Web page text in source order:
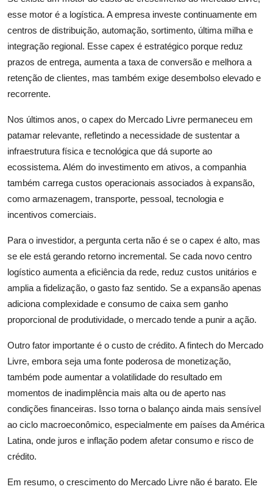
esse motor é a logística. A empresa investe continuamente em
centros de distribuição, automação, sortimento, última milha e
integração regional. Esse capex é estratégico porque reduz
prazos de entrega, aumenta a taxa de conversão e melhora a
retenção de clientes, mas também exige desembolso elevado e
recorrente.
Nos últimos anos, o capex do Mercado Livre permaneceu em
patamar relevante, refletindo a necessidade de sustentar a
infraestrutura física e tecnológica que dá suporte ao
ecossistema. Além do investimento em ativos, a companhia
também carrega custos operacionais associados à expansão,
como armazenagem, transporte, pessoal, tecnologia e
incentivos comerciais.
Para o investidor, a pergunta certa não é se o capex é alto, mas
se ele está gerando retorno incremental. Se cada novo centro
logístico aumenta a eficiência da rede, reduz custos unitários e
amplia a fidelização, o gasto faz sentido. Se a expansão apenas
adiciona complexidade e consumo de caixa sem ganho
proporcional de produtividade, o mercado tende a punir a ação.
Outro fator importante é o custo de crédito. A fintech do Mercado
Livre, embora seja uma fonte poderosa de monetização,
também pode aumentar a volatilidade do resultado em
momentos de inadimplência mais alta ou de aperto nas
condições financeiras. Isso torna o balanço ainda mais sensível
ao ciclo macroeconômico, especialmente em países da América
Latina, onde juros e inflação podem afetar consumo e risco de
crédito.
Em resumo, o crescimento do Mercado Livre não é barato. Ele